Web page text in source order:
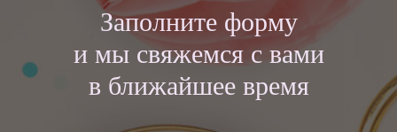
Заполните форму
и мы свяжемся с вами
в ближайшее время